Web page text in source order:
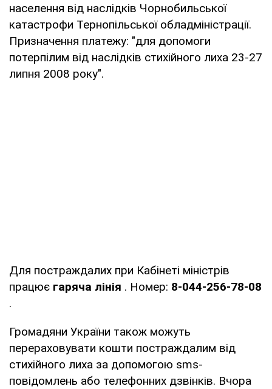
населення від наслідків Чорнобильської
катастрофи Тернопільської обладміністрації.
Призначення платежу: "для допомоги
потерпілим від наслідків стихійного лиха 23-27
липня 2008 року".
Для постраждалих при Кабінеті міністрів
працює гаряча лінія . Номер: 8-044-256-78-08
.
Громадяни України також можуть
перераховувати кошти постраждалим від
стихійного лиха за допомогою sms-
повідомлень або телефонних дзвінків. Вчора